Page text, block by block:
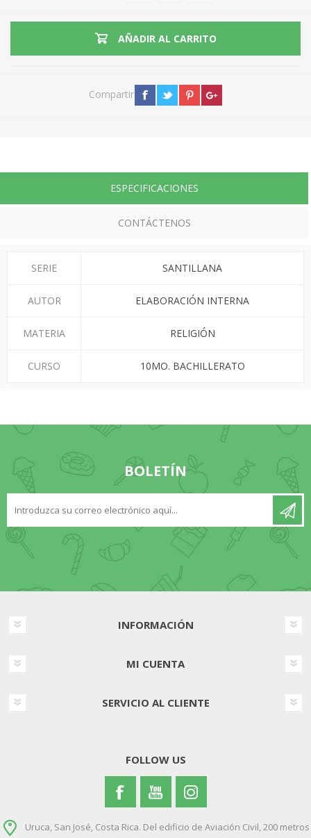
AÑADIR AL CARRITO
Compartir
ESPECIFICACIONES
CONTÁCTENOS
SERIE SANTILLANA
AUTOR ELABORACIÓN INTERNA
MATERIA RELIGIÓN
CURSO 10MO. BACHILLERATO
BOLETÍN
INFORMACIÓN
MI CUENTA
SERVICIO AL CLIENTE
FOLLOW US
Uruca, San José, Costa Rica. Del edificio de Aviación Civil, 200 metros